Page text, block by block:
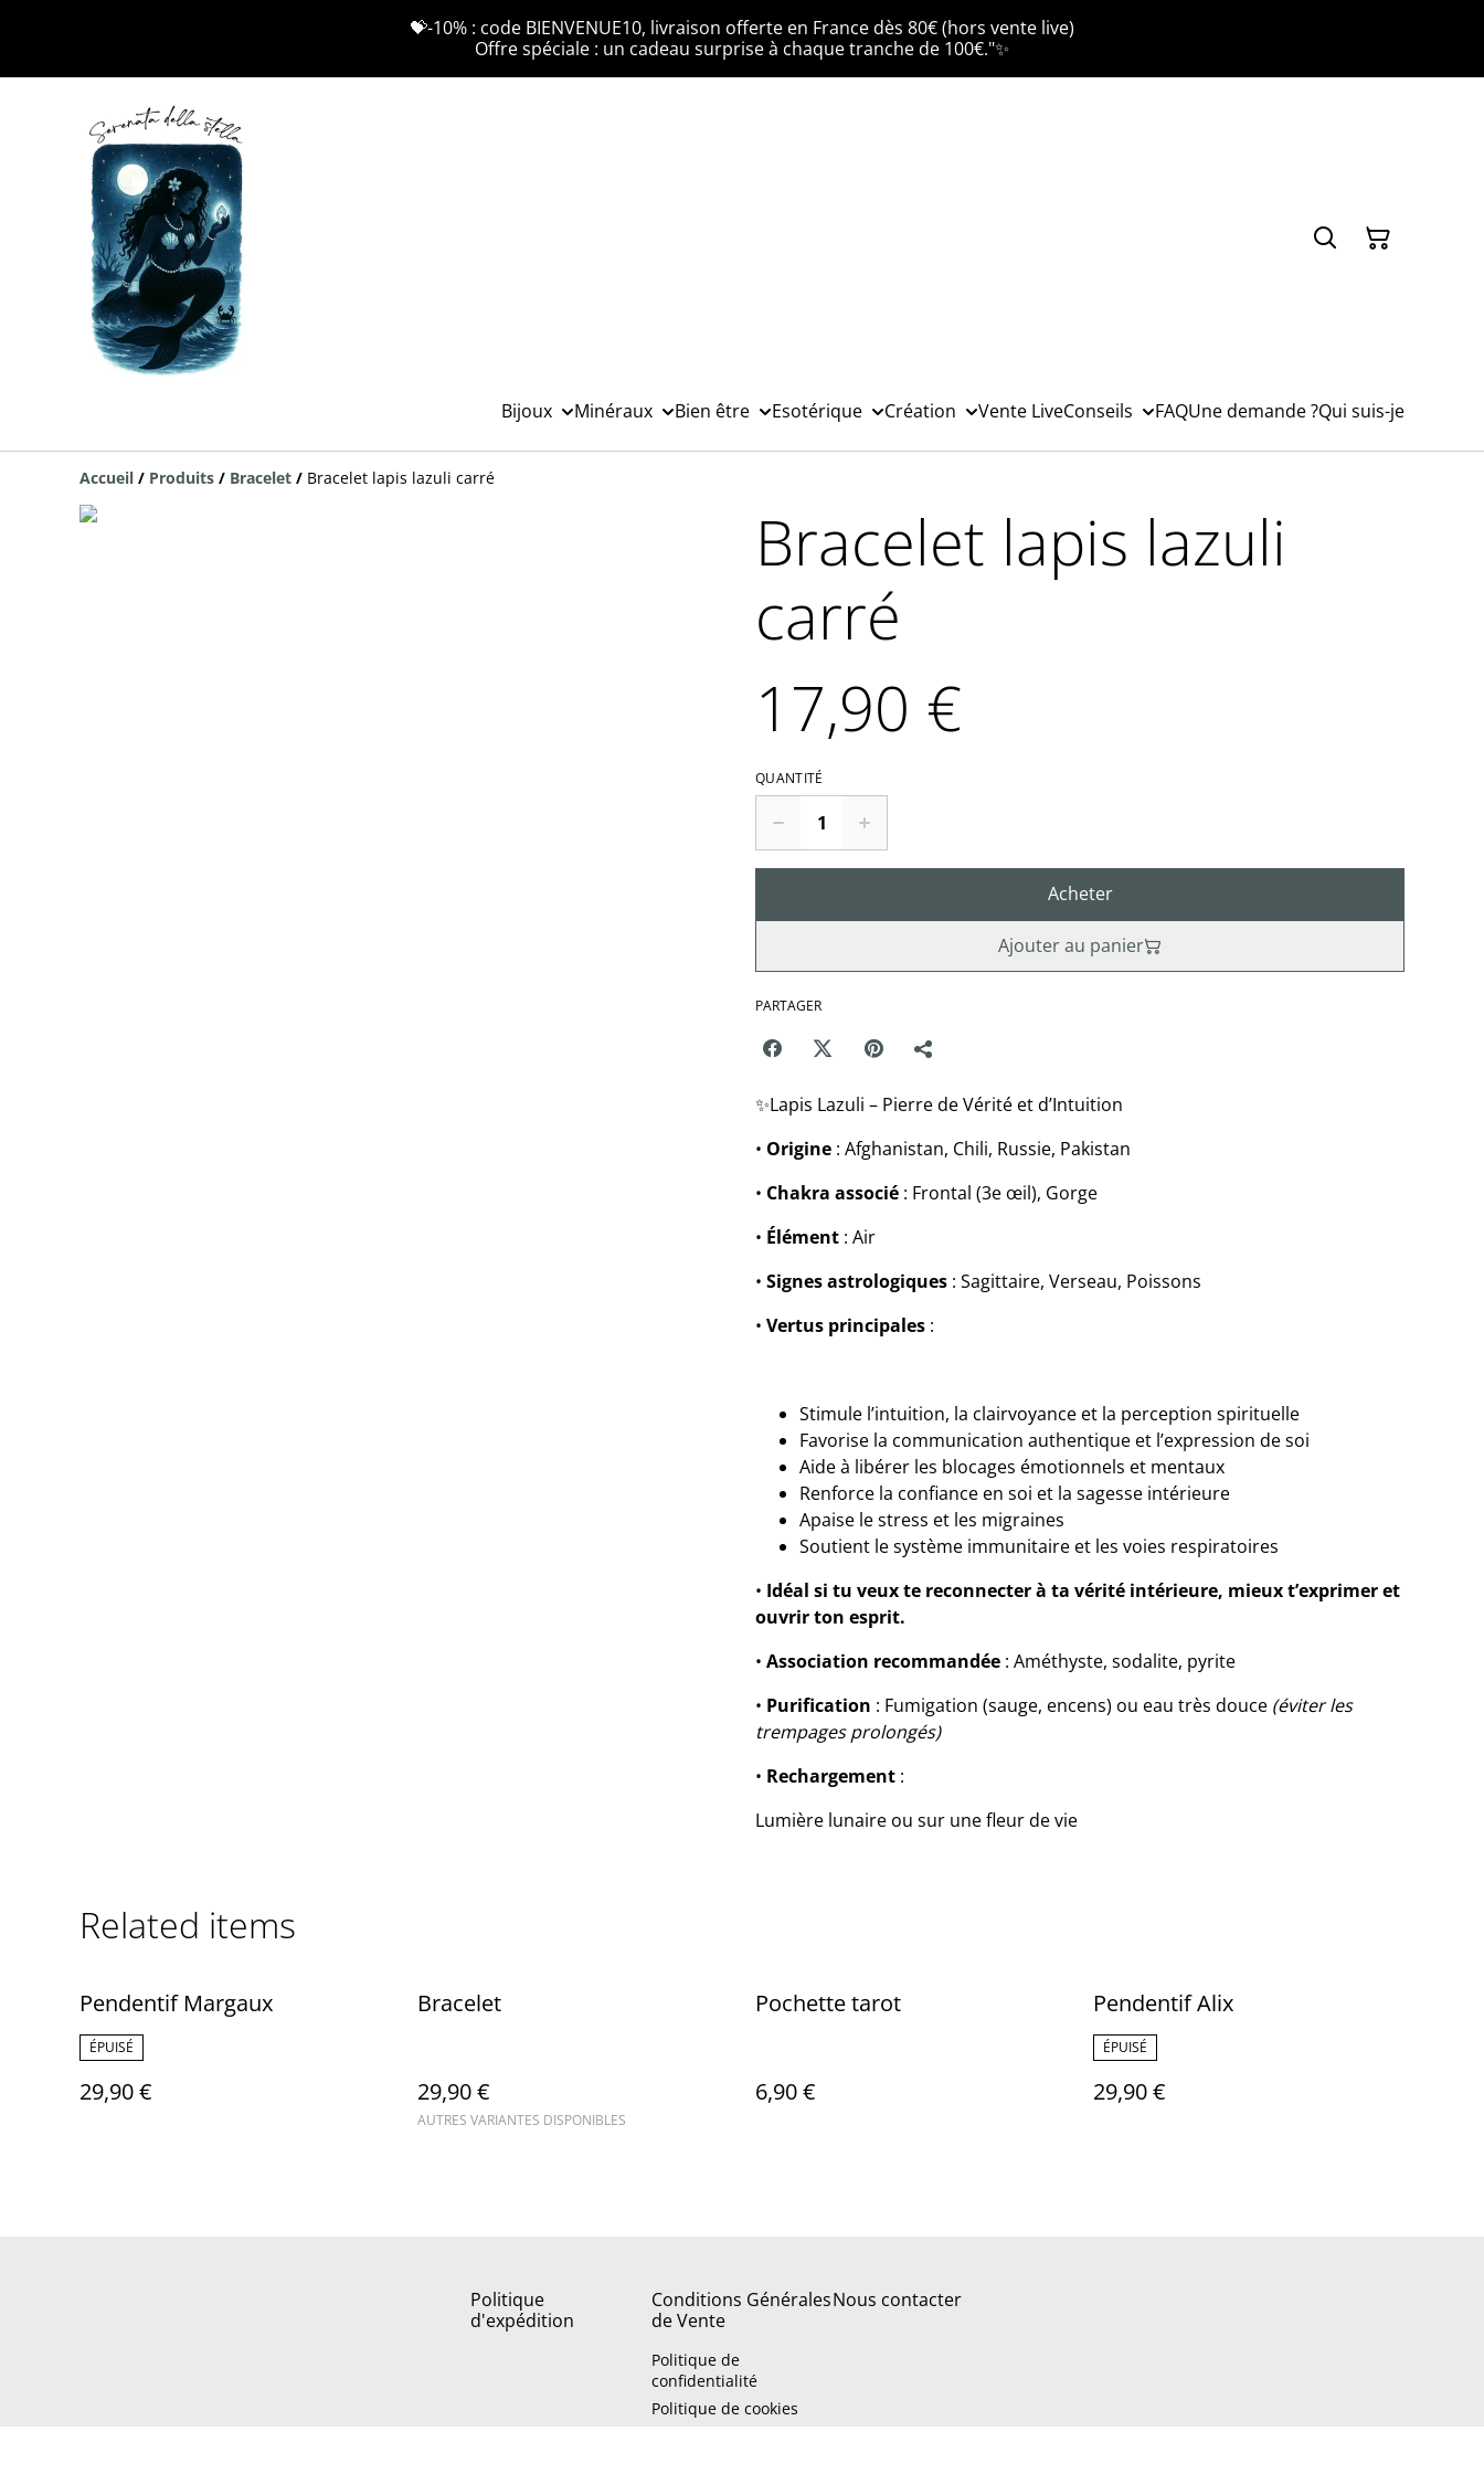
💝-10% : code BIENVENUE10, livraison offerte en France dès 80€ (hors vente live)
Offre spéciale : un cadeau surprise à chaque tranche de 100€."✨
Bijoux Minéraux Bien être Esotérique Création Vente LiveConseils FAQUne demande ?Qui suis-je
Accueil / Produits / Bracelet / Bracelet lapis lazuli carré
Bracelet lapis lazuli
carré
17,90 €
QUANTITÉ
Acheter
Ajouter au panier
PARTAGER
✨Lapis Lazuli – Pierre de Vérité et d’Intuition
• Origine : Afghanistan, Chili, Russie, Pakistan
• Chakra associé : Frontal (3e œil), Gorge
• Élément : Air
• Signes astrologiques : Sagittaire, Verseau, Poissons
• Vertus principales :
Stimule l’intuition, la clairvoyance et la perception spirituelle
Favorise la communication authentique et l’expression de soi
Aide à libérer les blocages émotionnels et mentaux
Renforce la confiance en soi et la sagesse intérieure
Apaise le stress et les migraines
Soutient le système immunitaire et les voies respiratoires
• Idéal si tu veux te reconnecter à ta vérité intérieure, mieux t’exprimer et
ouvrir ton esprit.
• Association recommandée : Améthyste, sodalite, pyrite
• Purification : Fumigation (sauge, encens) ou eau très douce (éviter les
trempages prolongés)
• Rechargement :
Lumière lunaire ou sur une fleur de vie
Related items
Pendentif Margaux
ÉPUISÉ
29,90 €
Bracelet
29,90 €
AUTRES VARIANTES DISPONIBLES
Pochette tarot
6,90 €
Pendentif Alix
ÉPUISÉ
29,90 €
Politique
d'expédition
Conditions Générales
de Vente
Politique de
confidentialité
Politique de cookies
Nous contacter